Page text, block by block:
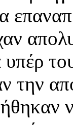
την